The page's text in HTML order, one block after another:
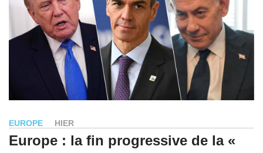
EUROPE HIER
Europe : la fin progressive de la «